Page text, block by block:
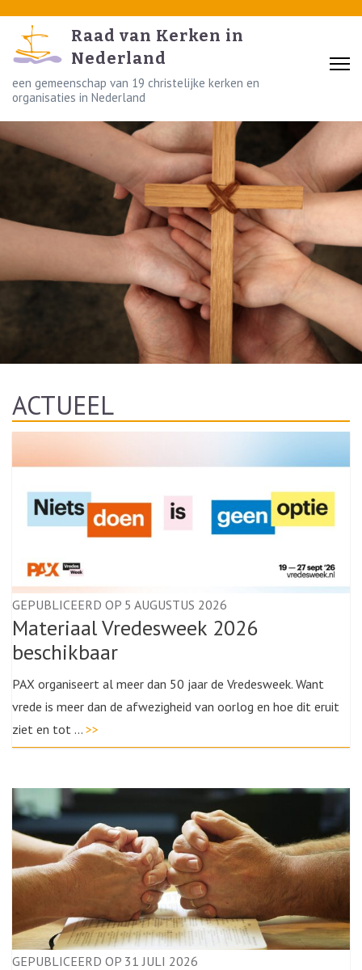
content
(Press
Enter)
Raad van Kerken in
Nederland
een gemeenschap van 19 christelijke kerken en
organisaties in Nederland
ACTUEEL
GEPUBLICEERD OP 5 AUGUSTUS 2026
Materiaal Vredesweek 2026
beschikbaar
PAX organiseert al meer dan 50 jaar de Vredesweek. Want
vrede is meer dan de afwezigheid van oorlog en hoe dit eruit
ziet en tot … >>
GEPUBLICEERD OP 31 JULI 2026